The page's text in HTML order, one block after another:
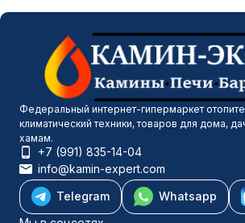
Федеральный интернет-гипермаркет
климатический техники, товаров для дома,
хамам.
+7 (991) 835-14-04
info@kamin-expert.com
Telegram
Whatsapp